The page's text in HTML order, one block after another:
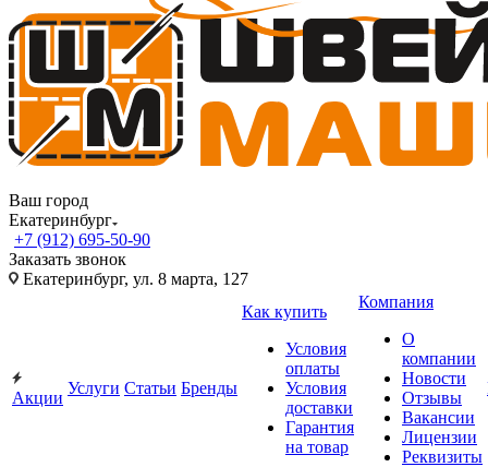
Ваш город
Екатеринбург
+7 (912) 695-50-90
Заказать звонок
Екатеринбург, ул. 8 марта, 127
Акции
Услуги Статьи Бренды
Как купить
Условия
оплаты
Условия
доставки
Гарантия
на товар
Компания
О
компании
Новости
Отзывы
Вакансии
Лицензии
Реквизиты